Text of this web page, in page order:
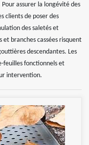
assurer la longévité des
clients de poser des
des saletés et
et branches cassées risquent
descendantes. Les
feuilles fonctionnels et
intervention.